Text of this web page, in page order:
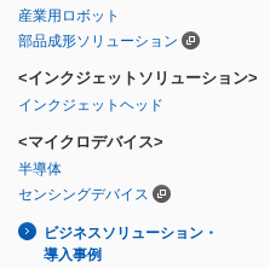
産業用ロボット
部品成形ソリューション
<インクジェットソリューション>
インクジェットヘッド
<マイクロデバイス>
半導体
センシングデバイス
ビジネスソリューション・
導入事例